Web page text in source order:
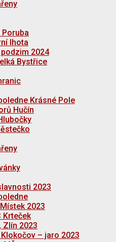
lhota
2024
Bystřice
Krásné Pole
Hučín
2023
2023
Krteček
Zlín 2023
– jaro 2023